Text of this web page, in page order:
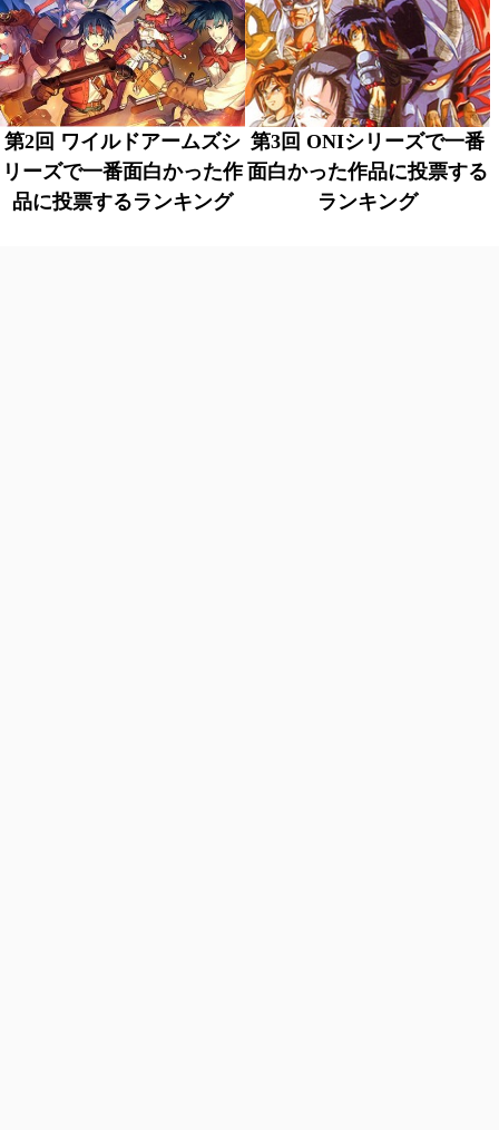
第2回 ワイルドアームズシ
リーズで一番面白かった作
品に投票するランキング
第3回 ONIシリーズで一番
面白かった作品に投票する
ランキング